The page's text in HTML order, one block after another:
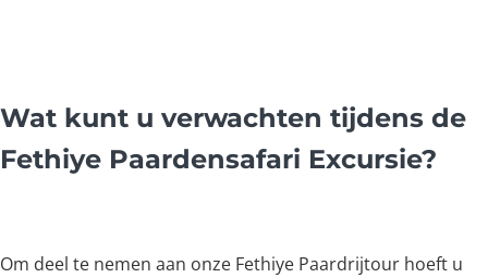
Wat kunt u verwachten tijdens de
Fethiye Paardensafari Excursie?
Om deel te nemen aan onze Fethiye Paardrijtour hoeft u